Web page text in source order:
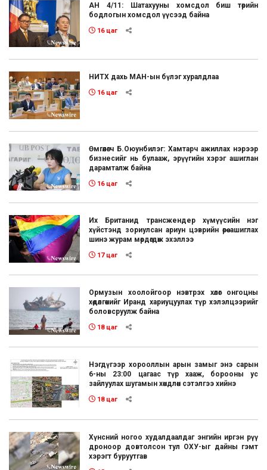
АН 4/11: Шатахууны хомсдол биш төрийн
бодлогын хомсдол үүсээд байна
16 цаг
НИТХ дахь МАН-ын бүлэг хуралдлаа
16 цаг
Өмгөөлөгч Б.Оюунбилэг: Хамтарч ажиллах нэрээр
бизнесийг нь булааж, эрүүгийн хэрэг ашиглан
дарамталж байна
16 цаг
Их Британид трансжендер хүмүүсийн нэг
хүйстэнд зориулсан ариун цэврийн өрөө ашиглах
шинэ журам мөрдөгдөж эхэллээ
17 цаг
Ормузын хоолойгоор нэвтрэх хөлөг онгоцны
хөдөлгөөнийг Иранд хариуцуулах түр хэлэлцээрийг
боловсруулж байна
18 цаг
Нэгдүгээр хорооллын арын замыг энэ сарын
6-ны 23:00 цагаас түр хааж, борооны ус
зайлуулах шугамын хөндлөн сэтэлгээ хийнэ
18 цаг
Хүнсний ногоо худалдаалдаг энгийн иргэн рүү
дроноор довтолсон тул ОХУ-ыг дайны гэмт
хэрэгт буруутгав